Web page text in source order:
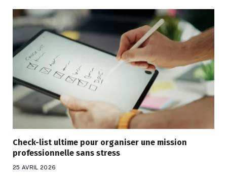
Check-list ultime pour organiser une mission
professionnelle sans stress
25 AVRIL 2026